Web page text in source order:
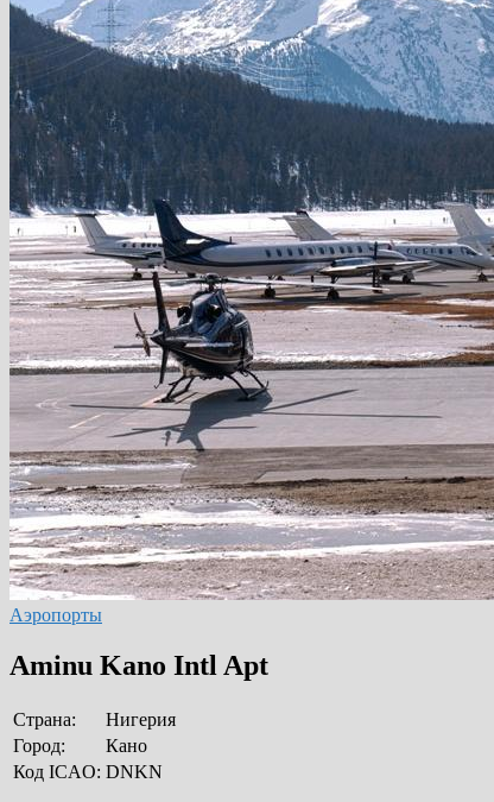
Аэропорты
Aminu Kano Intl Apt
Страна:
Нигерия
Город:
Кано
Код ICAO: DNKN